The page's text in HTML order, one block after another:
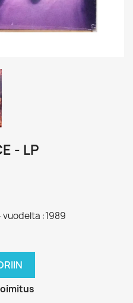
- LP
vuodelta :1989